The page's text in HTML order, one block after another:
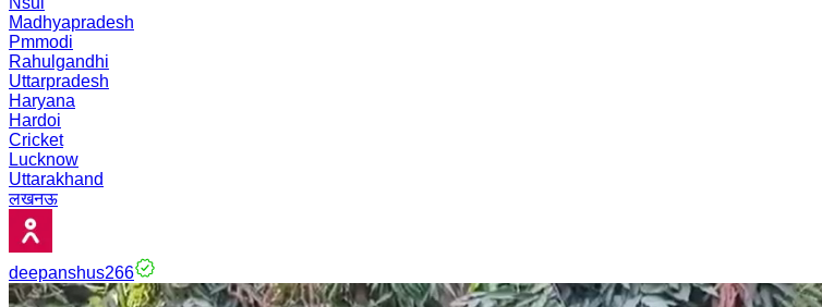
Madhyapradesh
Pmmodi
Rahulgandhi
Uttarpradesh
Haryana
Hardoi
Cricket
Lucknow
Uttarakhand
लखनऊ
deepanshus266